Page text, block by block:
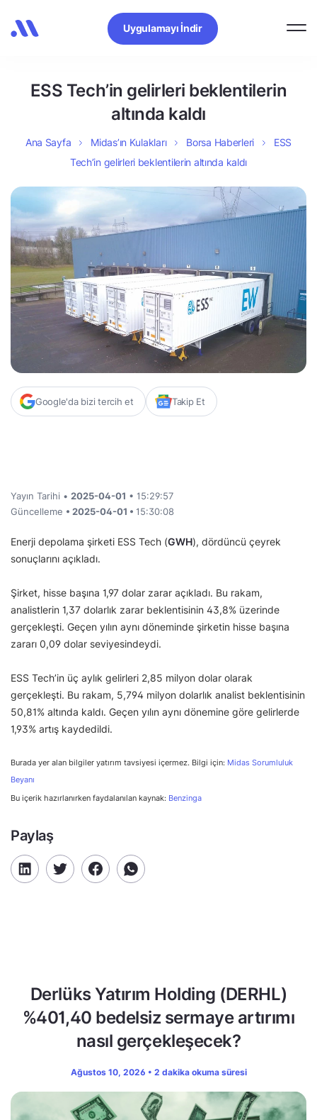
Uygulamayı İndir
ESS Tech’in gelirleri beklentilerin
altında kaldı
Ana Sayfa Midas’ın Kulakları Borsa Haberleri
ESS
Tech’in gelirleri beklentilerin altında kaldı
Google'da bizi tercih et Takip Et
Yayın Tarihi • 2025-04-01 • 15:29:57
Güncelleme • 2025-04-01 • 15:30:08
Enerji depolama şirketi ESS Tech (GWH), dördüncü çeyrek
sonuçlarını açıkladı.
Şirket, hisse başına 1,97 dolar zarar açıkladı. Bu rakam,
analistlerin 1,37 dolarlık zarar beklentisinin 43,8% üzerinde
gerçekleşti. Geçen yılın aynı döneminde şirketin hisse başına
zararı 0,09 dolar seviyesindeydi.
ESS Tech’in üç aylık gelirleri 2,85 milyon dolar olarak
gerçekleşti. Bu rakam, 5,794 milyon dolarlık analist beklentisinin
50,81% altında kaldı. Geçen yılın aynı dönemine göre gelirlerde
1,93% artış kaydedildi.
Burada yer alan bilgiler yatırım tavsiyesi içermez. Bilgi için: Midas Sorumluluk
Beyanı
Bu içerik hazırlanırken faydalanılan kaynak: Benzinga
Paylaş
Derlüks Yatırım Holding (DERHL)
%401,40 bedelsiz sermaye artırımı
nasıl gerçekleşecek?
Ağustos 10, 2026 • 2 dakika okuma süresi